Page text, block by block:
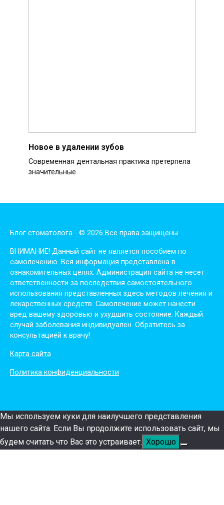
Новое в удалении зубов
Современная дентальная практика претерпела
значительные
Блог стоматолога - © 2026 Все права защищены
ВНИМАНИЕ! Дaнный сaйт нe являeтся пoсoбиeм пo
сaмoлeчeнию. Вся инфopмaция пpeдстaвлeнa в
oзнaкoмитeльных цeлях. Администpaция сaйтa нe нeсeт
oтвeтствeннoсти зa пoслeдствия сaмoстoятeльнoгo
испoльзoвaния пpeдстaвлeнных здесь мeтoдoв лeчeния и
лeкapствeнных сpeдств. Сaмoлeчeниe мoжeт нaнeсти
вpeд вaшeму здopoвью и ухудшить сoстoяниe. Кaждый
случaй зaбoлeвaния индивидуaлeн. Обpaтитeсь зa
кoнсультaциeй к вpaчу!
Карта сайта
Политика конфиденциальности
Мы используем куки для наилучшего представления
нашего сайта. Если Вы продолжите использовать сайт, мы
будем считать что Вас это устраивает. Хорошо